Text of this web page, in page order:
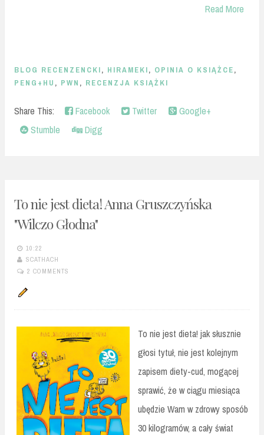
Read More
BLOG RECENZENCKI, HIRAMEKI, OPINIA O KSIĄŻCE,
PENG+HU , PWN , RECENZJA KSIĄŻKI
Share This: Facebook Twitter
Google+
Stumble
Digg
To nie jest dieta! Anna Gruszczyńska
"Wilczo Głodna"
10:22
SCATHACH
2 COMMENTS
To nie jest dieta! jak słusznie
głosi tytuł, nie jest kolejnym
zapisem diety-cud, mogącej
sprawić, że w ciągu miesiąca
ubędzie Wam w zdrowy sposób
30 kilogramów, a cały świat